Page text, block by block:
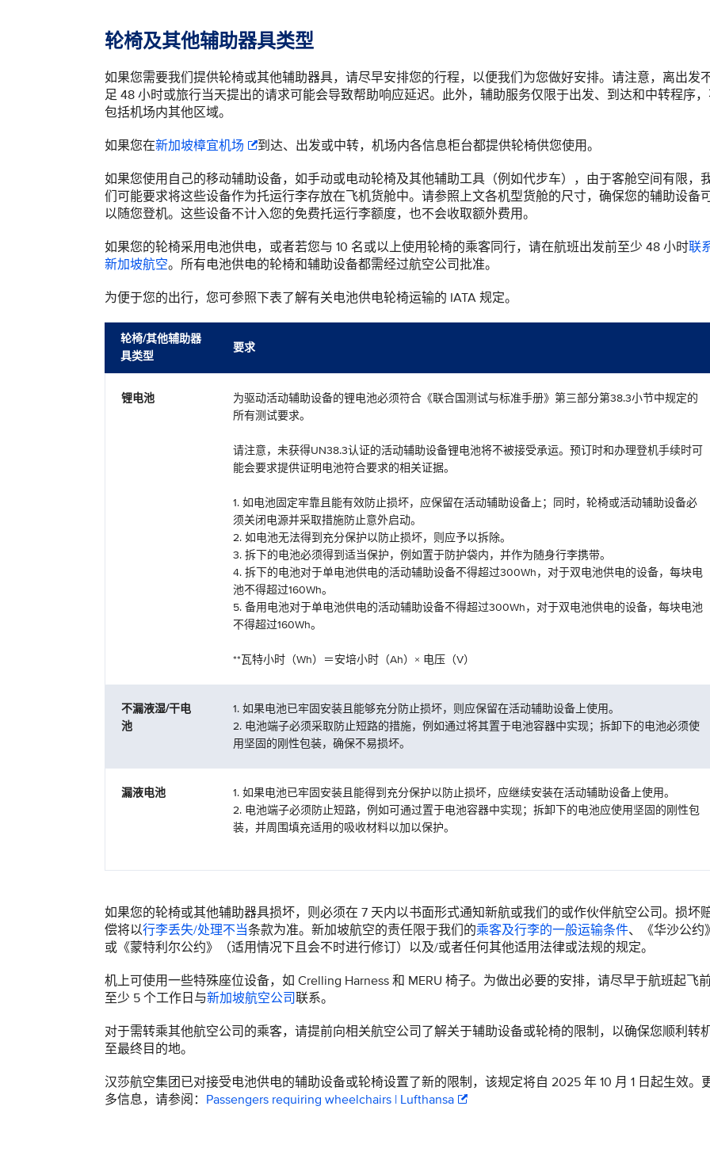
轮椅及其他辅助器具类型
如果您需要我们提供轮椅或其他辅助器具，请尽早安排您的行程，以便我们为您做好安排。请注意，离出发
足 48 小时或旅行当天提出的请求可能会导致帮助响应延迟。此外，辅助服务仅限于出发、到达和中转程序
包括机场内其他区域。
如果您在新加坡樟宜机场 到达、出发或中转，机场内各信息柜台都提供轮椅供您使用。
如果您使用自己的移动辅助设备，如手动或电动轮椅及其他辅助工具（例如代步车），由于客舱空间有限，
们可能要求将这些设备作为托运行李存放在飞机货舱中。请参照上文各机型货舱的尺寸，确保您的辅助设备
以随您登机。这些设备不计入您的免费托运行李额度，也不会收取额外费用。
如果您的轮椅采用电池供电，或者若您与 10 名或以上使用轮椅的乘客同行，请在航班出发前至少 48 小时联
新加坡航空。所有电池供电的轮椅和辅助设备都需经过航空公司批准。
为便于您的出行，您可参照下表了解有关电池供电轮椅运输的 IATA 规定。
轮椅/其他辅助器
具类型
要求
锂电池
为驱动活动辅助设备的锂电池必须符合《联合国测试与标准手册》第三部分第38.3小节中规定的
所有测试要求。
请注意，未获得UN38.3认证的活动辅助设备锂电池将不被接受承运。预订时和办理登机手续时可
能会要求提供证明电池符合要求的相关证据。
1. 如电池固定牢靠且能有效防止损坏，应保留在活动辅助设备上；同时，轮椅或活动辅助设备必
须关闭电源并采取措施防止意外启动。
2. 如电池无法得到充分保护以防止损坏，则应予以拆除。
3. 拆下的电池必须得到适当保护，例如置于防护袋内，并作为随身行李携带。
4. 拆下的电池对于单电池供电的活动辅助设备不得超过300Wh，对于双电池供电的设备，每块电
池不得超过160Wh。
5. 备用电池对于单电池供电的活动辅助设备不得超过300Wh，对于双电池供电的设备，每块电池
不得超过160Wh。
**瓦特小时（Wh）＝安培小时（Ah）× 电压（V）
不漏液湿/干电
池
1. 如果电池已牢固安装且能够充分防止损坏，则应保留在活动辅助设备上使用。
2. 电池端子必须采取防止短路的措施，例如通过将其置于电池容器中实现；拆卸下的电池必须使
用坚固的刚性包装，确保不易损坏。
漏液电池
1. 如果电池已牢固安装且能得到充分保护以防止损坏，应继续安装在活动辅助设备上使用。
2. 电池端子必须防止短路，例如可通过置于电池容器中实现；拆卸下的电池应使用坚固的刚性包
装，并周围填充适用的吸收材料以加以保护。
如果您的轮椅或其他辅助器具损坏，则必须在 7 天内以书面形式通知新航或我们的或作伙伴航空公司。损坏
偿将以行李丢失/处理不当条款为准。新加坡航空的责任限于我们的乘客及行李的一般运输条件、《华沙公约
或《蒙特利尔公约》（适用情况下且会不时进行修订）以及/或者任何其他适用法律或法规的规定。
机上可使用一些特殊座位设备，如 Crelling Harness 和 MERU 椅子。为做出必要的安排，请尽早于航班起飞
至少 5 个工作日与新加坡航空公司联系。
对于需转乘其他航空公司的乘客，请提前向相关航空公司了解关于辅助设备或轮椅的限制，以确保您顺利转
至最终目的地。
汉莎航空集团已对接受电池供电的辅助设备或轮椅设置了新的限制，该规定将自 2025 年 10 月 1 日起生效。
多信息，请参阅： Passengers requiring wheelchairs | Lufthansa